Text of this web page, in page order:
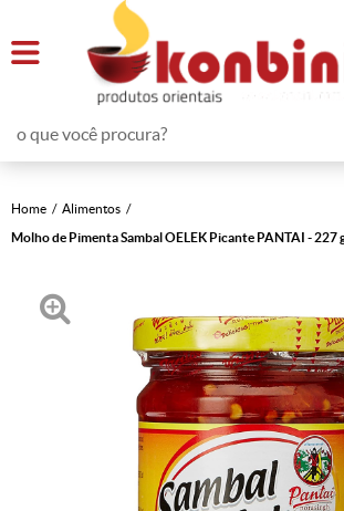
Home
Alimentos
Molho de Pimenta Sambal OELEK Picante PANTAI - 227